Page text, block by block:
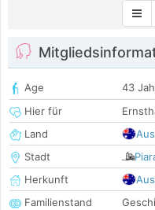
Age
43
Hier für
Land
Stadt
Herkunft
Familienstand